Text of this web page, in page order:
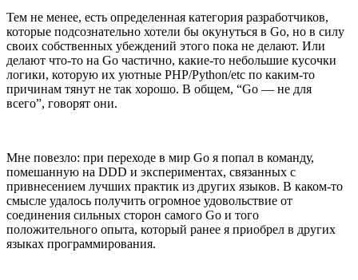
Тем не менее, есть определенная категория разработчиков,
которые подсознательно хотели бы окунуться в Go, но в силу
своих собственных убеждений этого пока не делают. Или
делают что-то на Go частично, какие-то небольшие кусочки
логики, которую их уютные PHP/Python/etc по каким-то
причинам тянут не так хорошо. В общем, “Go — не для
всего”, говорят они.
Мне повезло: при переходе в мир Go я попал в команду,
помешанную на DDD и экспериментах, связанных с
привнесением лучших практик из других языков. В каком-то
смысле удалось получить огромное удовольствие от
соединения сильных сторон самого Go и того
положительного опыта, который ранее я приобрел в других
языках программирования.